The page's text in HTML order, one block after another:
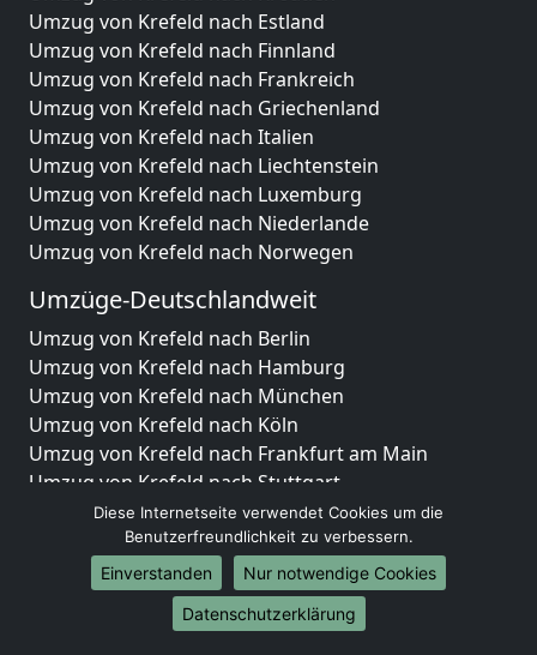
Umzug von Krefeld nach Estland
Umzug von Krefeld nach Finnland
Umzug von Krefeld nach Frankreich
Umzug von Krefeld nach Griechenland
Umzug von Krefeld nach Italien
Umzug von Krefeld nach Liechtenstein
Umzug von Krefeld nach Luxemburg
Umzug von Krefeld nach Niederlande
Umzug von Krefeld nach Norwegen
Umzüge-Deutschlandweit
Umzug von Krefeld nach Berlin
Umzug von Krefeld nach Hamburg
Umzug von Krefeld nach München
Umzug von Krefeld nach Köln
Umzug von Krefeld nach Frankfurt am Main
Umzug von Krefeld nach Stuttgart
Umzug von Krefeld nach Düsseldorf
Umzug von Krefeld nach Leipzig
Umzug von Krefeld nach Dortmund
Umzug von Krefeld nach Essen
Umzug von Krefeld nach Bremen
Diese Internetseite verwendet Cookies um die
Benutzerfreundlichkeit zu verbessern.
Einverstanden
Nur notwendige Cookies
Datenschutzerklärung